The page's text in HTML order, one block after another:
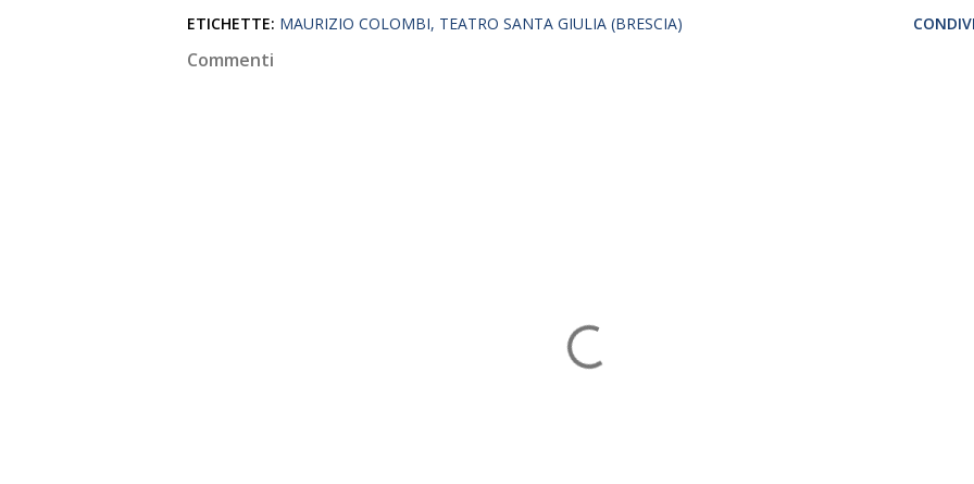
ETICHETTE: MAURIZIO COLOMBI TEATRO SANTA GIULIA (BRESCIA)
Commenti